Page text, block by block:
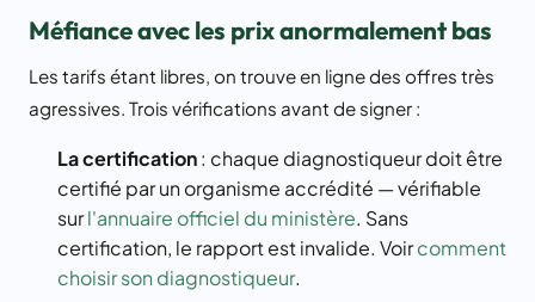
Méfiance avec les prix anormalement bas
Les tarifs étant libres, on trouve en ligne des offres très
agressives. Trois vérifications avant de signer :
La certification: chaque diagnostiqueur doit être
certifié par un organisme accrédité — vérifiable
surl'annuaire officiel du ministère. Sans
certification, le rapport est invalide. Voircomment
choisir son diagnostiqueur.